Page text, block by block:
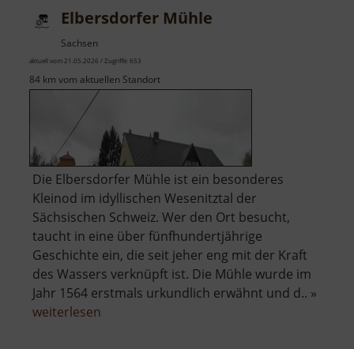
Elbersdorfer Mühle
Sachsen
aktuell vom 21.05.2026 / Zugriffe: 653
84 km vom aktuellen Standort
Die Elbersdorfer Mühle ist ein besonderes
Kleinod im idyllischen Wesenitztal der
Sächsischen Schweiz. Wer den Ort besucht,
taucht in eine über fünfhundertjährige
Geschichte ein, die seit jeher eng mit der Kraft
des Wassers verknüpft ist. Die Mühle wurde im
Jahr 1564 erstmals urkundlich erwähnt und d.. »
weiterlesen